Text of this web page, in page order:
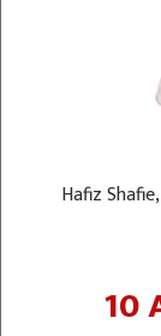
Hafiz
10